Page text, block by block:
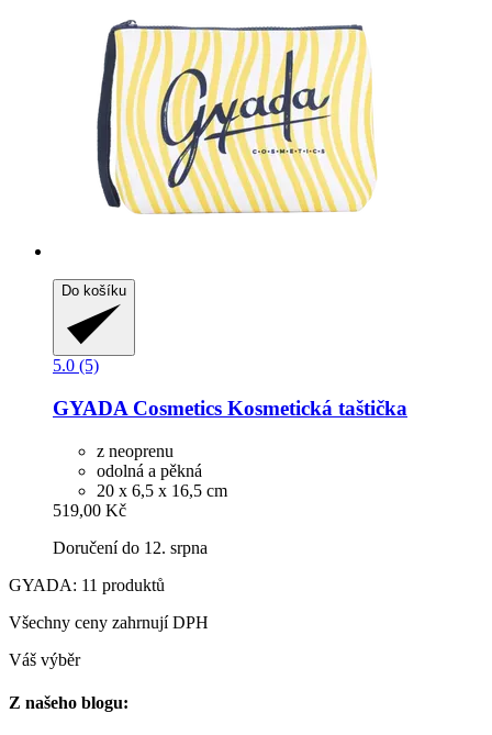
Do košíku
5.0 (5)
GYADA Cosmetics Kosmetická taštička
z neoprenu
odolná a pěkná
20 x 6,5 x 16,5 cm
519,00 Kč
Doručení do 12. srpna
GYADA: 11 produktů
Všechny ceny zahrnují DPH
Váš výběr
Z našeho blogu: